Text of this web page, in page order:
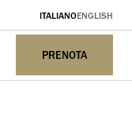
ITALIANOENGLISH
PRENOTA
PRENOTA